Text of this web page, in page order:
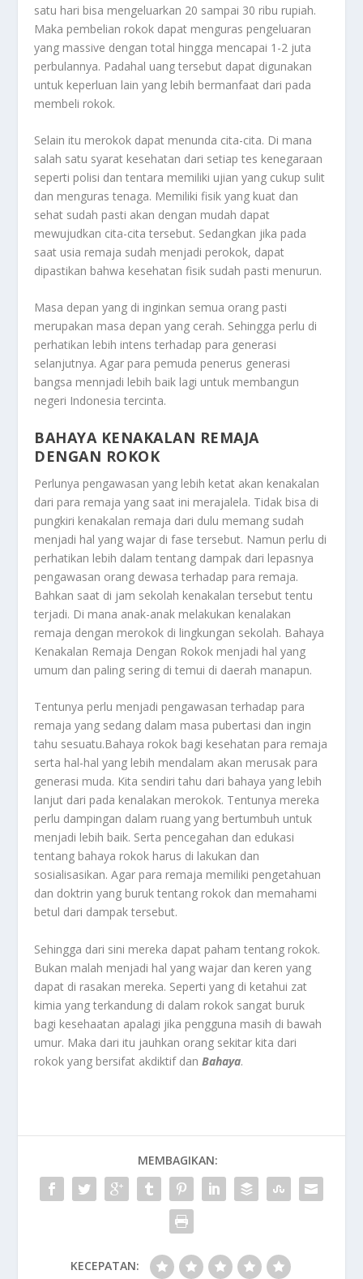
satu hari bisa mengeluarkan 20 sampai 30 ribu rupiah.
Maka pembelian rokok dapat menguras pengeluaran
yang massive dengan total hingga mencapai 1-2 juta
perbulannya. Padahal uang tersebut dapat digunakan
untuk keperluan lain yang lebih bermanfaat dari pada
membeli rokok.
Selain itu merokok dapat menunda cita-cita. Di mana
salah satu syarat kesehatan dari setiap tes kenegaraan
seperti polisi dan tentara memiliki ujian yang cukup sulit
dan menguras tenaga. Memiliki fisik yang kuat dan
sehat sudah pasti akan dengan mudah dapat
mewujudkan cita-cita tersebut. Sedangkan jika pada
saat usia remaja sudah menjadi perokok, dapat
dipastikan bahwa kesehatan fisik sudah pasti menurun.
Masa depan yang di inginkan semua orang pasti
merupakan masa depan yang cerah. Sehingga perlu di
perhatikan lebih intens terhadap para generasi
selanjutnya. Agar para pemuda penerus generasi
bangsa mennjadi lebih baik lagi untuk membangun
negeri Indonesia tercinta.
BAHAYA KENAKALAN REMAJA
DENGAN ROKOK
Perlunya pengawasan yang lebih ketat akan kenakalan
dari para remaja yang saat ini merajalela. Tidak bisa di
pungkiri kenakalan remaja dari dulu memang sudah
menjadi hal yang wajar di fase tersebut. Namun perlu di
perhatikan lebih dalam tentang dampak dari lepasnya
pengawasan orang dewasa terhadap para remaja.
Bahkan saat di jam sekolah kenakalan tersebut tentu
terjadi. Di mana anak-anak melakukan kenalakan
remaja dengan merokok di lingkungan sekolah. Bahaya
Kenakalan Remaja Dengan Rokok menjadi hal yang
umum dan paling sering di temui di daerah manapun.
Tentunya perlu menjadi pengawasan terhadap para
remaja yang sedang dalam masa pubertasi dan ingin
tahu sesuatu.Bahaya rokok bagi kesehatan para remaja
serta hal-hal yang lebih mendalam akan merusak para
generasi muda. Kita sendiri tahu dari bahaya yang lebih
lanjut dari pada kenalakan merokok. Tentunya mereka
perlu dampingan dalam ruang yang bertumbuh untuk
menjadi lebih baik. Serta pencegahan dan edukasi
tentang bahaya rokok harus di lakukan dan
sosialisasikan. Agar para remaja memiliki pengetahuan
dan doktrin yang buruk tentang rokok dan memahami
betul dari dampak tersebut.
Sehingga dari sini mereka dapat paham tentang rokok.
Bukan malah menjadi hal yang wajar dan keren yang
dapat di rasakan mereka. Seperti yang di ketahui zat
kimia yang terkandung di dalam rokok sangat buruk
bagi kesehaatan apalagi jika pengguna masih di bawah
umur. Maka dari itu jauhkan orang sekitar kita dari
rokok yang bersifat akdiktif danBahaya.
MEMBAGIKAN:
KECEPATAN: